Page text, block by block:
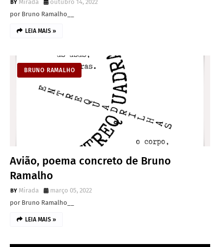
Mirada
outubro 14, 2022
por Bruno Ramalho__
LEIA MAIS »
BRUNO RAMALHO
Avião, poema concreto de Bruno
Ramalho
Mirada
março 05, 2022
por Bruno Ramalho__
LEIA MAIS »